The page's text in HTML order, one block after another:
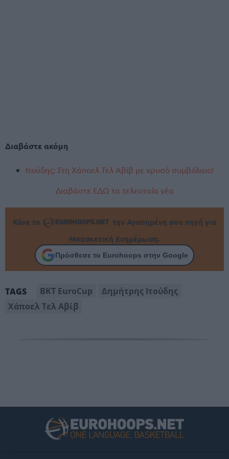
Διαβάστε ακόμη
Ιτούδης: Στη Χάποελ Τελ Αβίβ με χρυσό συμβόλαιο!
Διαβάστε ΕΔΩ τα τελευταία νέα
Κάνε το
την Αγαπημένη σου πηγή για
Μπασκετική Ενημέρωση.
Πρόσθεσε το Eurohoops στην Google
TAGS BKT EuroCup
Δημήτρης Ιτούδης
Χάποελ Τελ Αβίβ